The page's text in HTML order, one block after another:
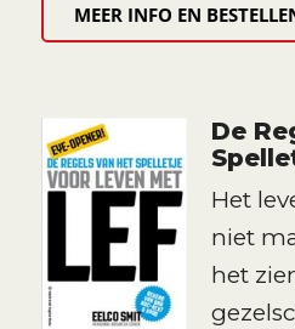
MEER INFO EN
De
Het
niet
het